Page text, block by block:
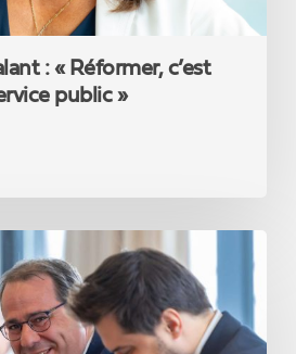
: « Réformer, c’est
public »